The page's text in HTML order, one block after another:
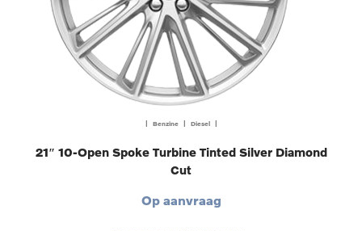
| Benzine | Diesel |
21″ 10-Open Spoke Turbine Tinted Silver Diamond
Cut
Op aanvraag